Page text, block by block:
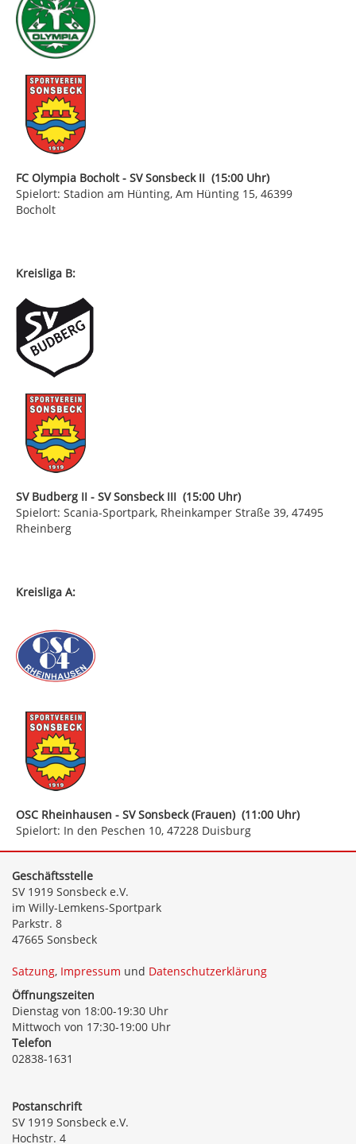
FC Olympia Bocholt - SV Sonsbeck II (15:00 Uhr)
Spielort: Stadion am Hünting, Am Hünting 15, 46399
Bocholt
Kreisliga B:
SV Budberg II - SV Sonsbeck III (15:00 Uhr)
Spielort: Scania-Sportpark, Rheinkamper Straße 39, 47495
Rheinberg
Kreisliga A:
OSC Rheinhausen - SV Sonsbeck (Frauen) (11:00 Uhr)
Spielort: In den Peschen 10, 47228 Duisburg
Geschäftsstelle
SV 1919 Sonsbeck e.V.
im Willy-Lemkens-Sportpark
Parkstr. 8
47665 Sonsbeck
Satzung, Impressum und Datenschutzerklärung
Öffnungszeiten
Dienstag von 18:00-19:30 Uhr
Mittwoch von 17:30-19:00 Uhr
Telefon
02838-1631
Postanschrift
SV 1919 Sonsbeck e.V.
Hochstr. 4